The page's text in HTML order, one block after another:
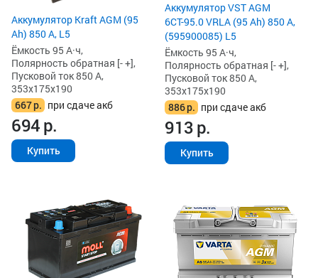
Аккумулятор Kraft AGM (95
Ah) 850 А, L5
Ёмкость 95 А·ч,
Полярность обратная [- +],
Пусковой ток 850 А,
353x175x190
667р. при сдаче акб
694р.
Купить
Аккумулятор VST AGM
6СТ-95.0 VRLA (95 Ah) 850 А,
(595900085) L5
Ёмкость 95 А·ч,
Полярность обратная [- +],
Пусковой ток 850 А,
353x175x190
886р. при сдаче акб
913р.
Купить